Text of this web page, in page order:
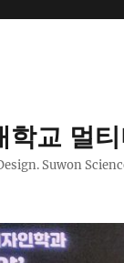
학교 멀
Suwon